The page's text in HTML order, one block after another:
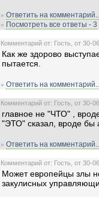
» Ответить на
» Посмотреть все ответы - 3
Комментарий от: Гость, от 30-
Как же здорово
пытается.
» Ответить на
Комментарий от: Гость, от 30-
главное не "ЧТО" ,
"ЭТО" сказал, вроде бы
» Ответить на
Комментарий от: Гость, от 30-
Может европейцы злы
закулисных